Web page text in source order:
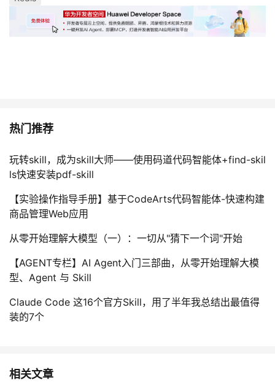
热门推荐
玩转skill，成为skill大师——使用码道代码智能体+find-skil
ls快速安装pdf-skill
【实验操作指导手册】基于CodeArts代码智能体-快速构建
商品管理Web应用
从零开始理解大模型（一）：一切从"猜下一个词"开始
【AGENT专栏】AI Agent入门三部曲，从零开始理解大模
型、Agent 与 Skill
Claude Code 这16个官方Skill，用了半年我总结出最值得
装的7个
相关文章